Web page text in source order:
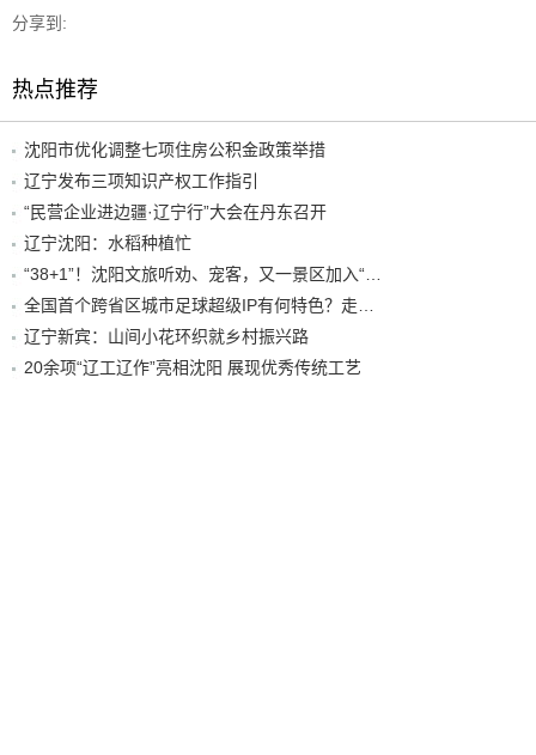
分享到:
热点推荐
沈阳市优化调整七项住房公积金政策举措
辽宁发布三项知识产权工作指引
“民营企业进边疆·辽宁行”大会在丹东召开
辽宁沈阳：水稻种植忙
辽宁新宾：山间小花环织就乡村振兴路
20余项“辽工辽作”亮相沈阳 展现优秀传统工艺